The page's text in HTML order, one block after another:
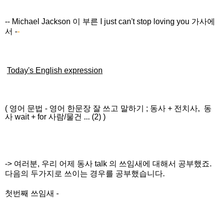
-- Michael Jackson 이 부른 I just can't stop loving you 가사에
서 --
Today's English expression
( 영어 문법 - 영어 한문장 잘 쓰고 말하기 ; 동사 + 전치사, 동
사 wait + for 사람/물건 ... (2) )
-> 여러분, 우리 어제 동사 talk 의 쓰임새에 대해서 공부했죠.
다음의 두가지로 쓰이는 경우를 공부했습니다.
첫번째 쓰임새 -